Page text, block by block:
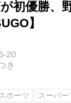
初優勝、
】
20
き
ポーツ スーパー